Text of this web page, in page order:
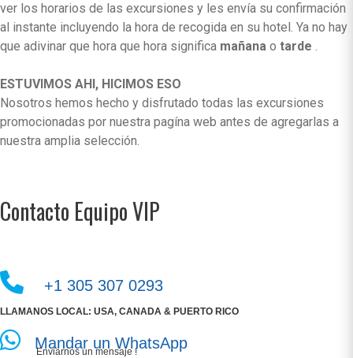
ver los horarios de las excursiones y les envía su confirmación
al instante incluyendo la hora de recogida en su hotel. Ya no hay
que adivinar que hora que hora significa mañana o tarde .
ESTUVIMOS AHI, HICIMOS ESO
Nosotros hemos hecho y disfrutado todas las excursiones
promocionadas por nuestra pagína web antes de agregarlas a
nuestra amplia selección.
Contacto Equipo VIP
+1 305 307 0293
LLAMANOS LOCAL: USA, CANADA & PUERTO RICO
Mandar un WhatsApp
Enviarnos un mensaje !